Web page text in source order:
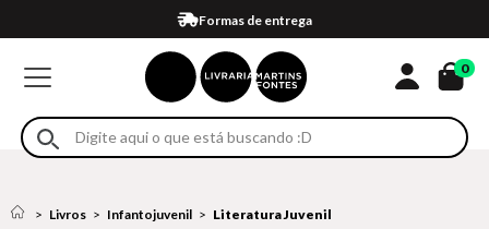
Formas de entrega
Compra 100% segura
Em até 4x sem juros no cartão*
Retire na loja
Eventos
0
Livros Infantojuvenil Literatura Juvenil